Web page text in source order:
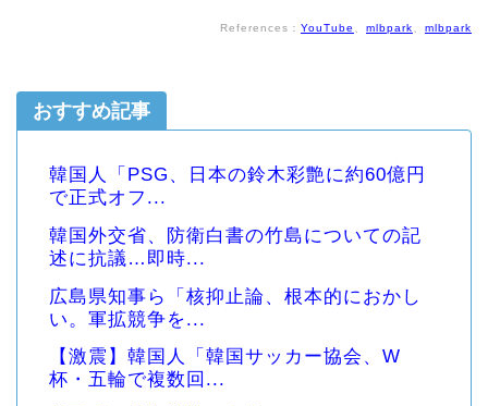
References： YouTube mlbpark mlbpark
おすすめ記事
韓国人「PSG、日本の鈴木彩艶に約60億円
で正式オフ...
韓国外交省、防衛白書の竹島についての記
述に抗議…即時...
広島県知事ら「核抑止論、根本的におかし
い。軍拡競争を...
【激震】韓国人「韓国サッカー協会、W
杯・五輪で複数回...